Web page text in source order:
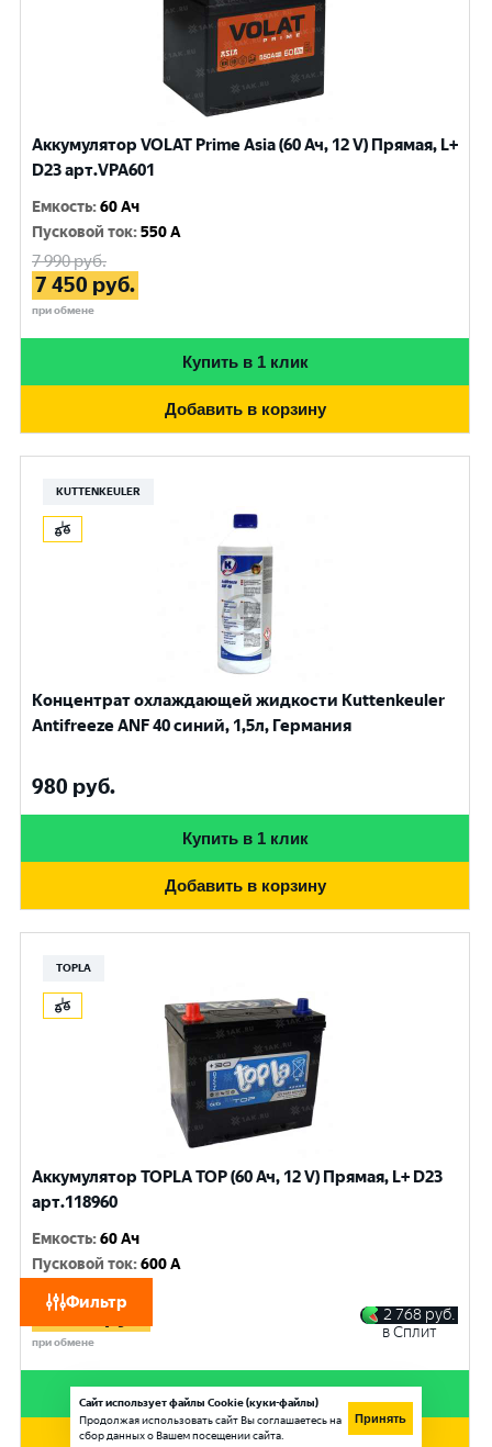
Фильтр
Аккумулятор VOLAT Prime Asia (60 Ач, 12 V) Прямая, L+
D23 арт.VPA601
Емкость:60 Ач
Пусковой ток:550 A
7 990руб.
7 450 руб.
при обмене
Купить в 1 клик
Добавить в корзину
KUTTENKEULER
Концентрат охлаждающей жидкости Kuttenkeuler
Antifreeze ANF 40 синий, 1,5л, Германия
980 руб.
Купить в 1 клик
Добавить в корзину
TOPLA
Аккумулятор TOPLA TOP (60 Ач, 12 V) Прямая, L+ D23
арт.118960
Емкость:60 Ач
Пусковой ток:600 A
11 070
10 530 руб.
при обмене
2 768 руб.
в Сплит
Купить в 1 клик
Добавить в корзину
Сайт использует файлы Cookie (куки-файлы)
Продолжая использовать сайт Вы соглашаетесь на
сбор данных о Вашем посещении сайта.
Принять